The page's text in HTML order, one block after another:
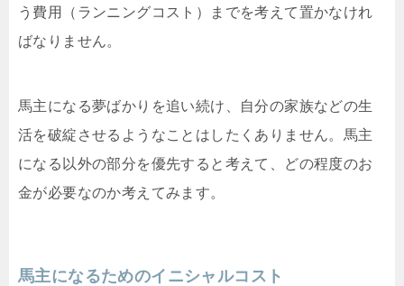
う費用（ランニングコスト）までを考えて置かなけれ
ばなりません。
馬主になる夢ばかりを追い続け、自分の家族などの生
活を破綻させるようなことはしたくありません。馬主
になる以外の部分を優先すると考えて、どの程度のお
金が必要なのか考えてみます。
馬主になるためのイニシャルコスト